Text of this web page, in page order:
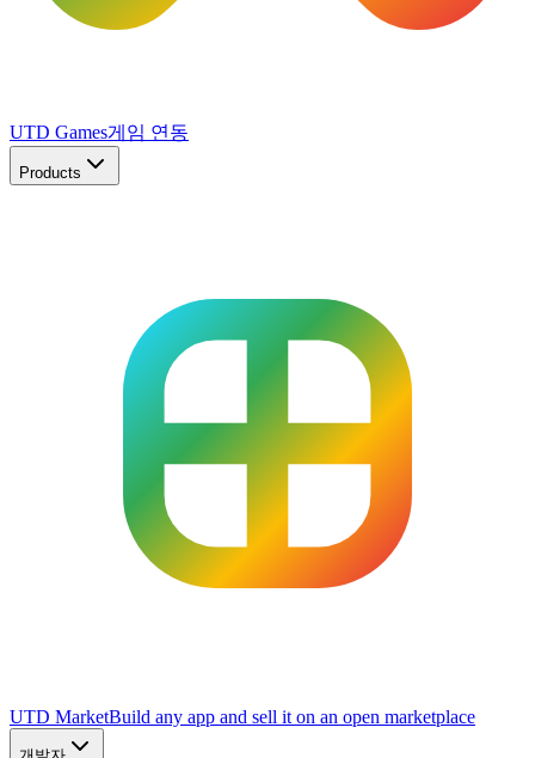
UTD Games게임 연동
Products
UTD MarketBuild any app and sell it on an open marketplace